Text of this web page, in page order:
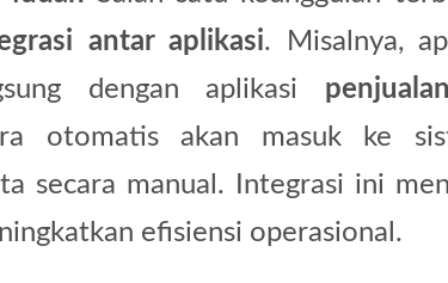
antar aplikasi. Misalnya,
dengan aplikasi penjualan
otomatis akan masuk ke
secara manual. Integrasi ini
efisiensi operasional.